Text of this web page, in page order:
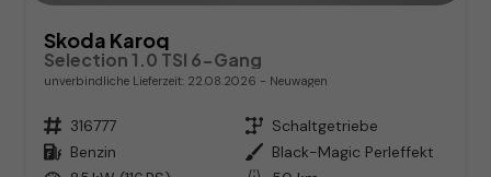
Skoda Karoq
Selection 1.0 TSI 6-Gang
unverbindliche Lieferzeit: 22.08.2026 Neuwagen
Fahrzeugnr. 316777 Getriebe Schaltgetriebe
Kraftstoff Benzin Außenfarbe Black-Magic Perleffekt